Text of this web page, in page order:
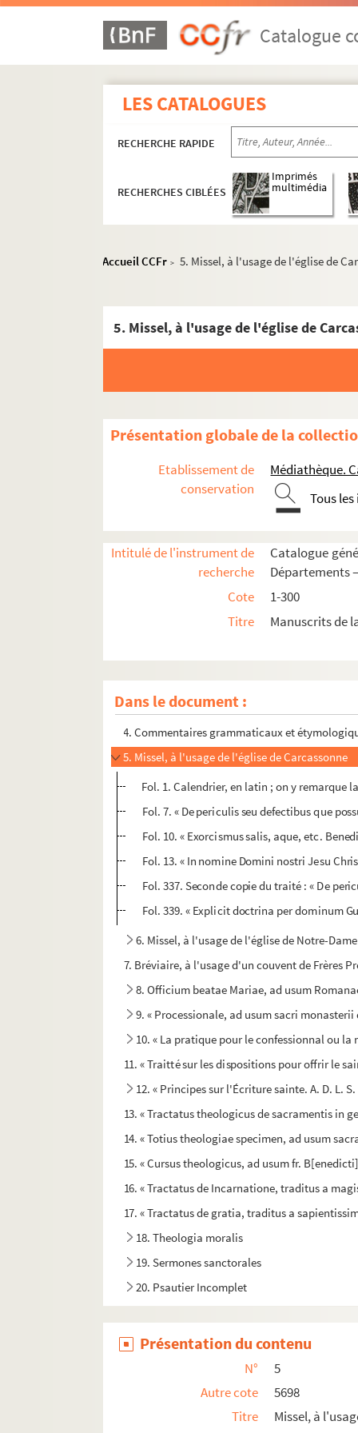
Catalogue
LES CATALOGUES
RECHERCHE RAPIDE
RECHERCHES CIBLÉES
Imprimés
multimédia
Accueil CCFr > 5. Missel, à l'usage de l'église de
5. Missel, à l'usage de l'église de
Présentation globale de la
Etablissement de
conservation
Médiathèque.
Tous
Intitulé de l'instrument de
recherche
Catalogue
Départements
Cote
1-300
Titre
Manuscrits de
Dans le document :
1. Biblia sacra, ex translatione S. Hieronymi
2. Biblia sacra, ex translatione S. Hieronymi
3. Commentaire de Pierre Lombard sur les
4. Commentaires grammaticaux et
5. Missel, à l'usage de l'église de Carcassonne
Fol. 1. Calendrier, en latin ; on y remarque
Fol. 7. « De periculis seu defectibus que
Fol. 10. « Exorcismus salis, aque, etc.
Fol. 13. « In nomine Domini nostri Jesu
Fol. 337. Seconde copie du traité : « De
Fol. 339. « Explicit doctrina per dominum
6. Missel, à l'usage de l'église de Notre-
7. Bréviaire, à l'usage d'un couvent de Frères
8. Officium beatae Mariae, ad usum
9. « Processionale, ad usum sacri
10. « La pratique pour le confessionnal ou
11. « Traitté sur les dispositions pour offrir le
12. « Principes sur l'Écriture sainte. A. D. L. S.
13. « Tractatus theologicus de sacramentis in
14. « Totius theologiae specimen, ad usum
15. « Cursus theologicus, ad usum fr.
16. « Tractatus de Incarnatione, traditus a
17. « Tractatus de gratia, traditus a
18. Theologia moralis
19. Sermones sanctorales
20. Psautier Incomplet
22. « Visions de la sœur Brigide pendant l'année
23. « Copie d'un cayer de la vie de la
24. « Entretiens intérieurs de la Mère
25. Lettres de S. Augustin. Traduction
Présentation du contenu
N°
5
Autre cote
5698
Titre
Missel, à